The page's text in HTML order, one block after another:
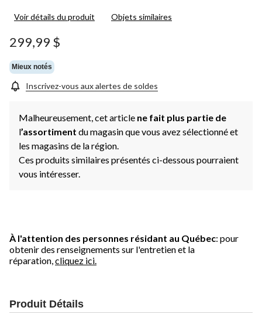
Voir détails du produit Objets similaires
299,99 $
Mieux notés
Inscrivez-vous aux alertes de soldes
Malheureusement, cet article ne fait plus partie de
l’assortiment du magasin que vous avez sélectionné et
les magasins de la région.
Ces produits similaires présentés ci-dessous pourraient
vous intéresser.
À l'attention des personnes résidant au Québec: pour
obtenir des renseignements sur l'entretien et la
réparation, cliquez ici.
Produit Détails